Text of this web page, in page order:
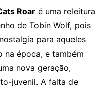
Roaré uma releitura
de Tobin Wolf, pois
para aqueles
na época, e também
nova geração,
juvenil. A falta de